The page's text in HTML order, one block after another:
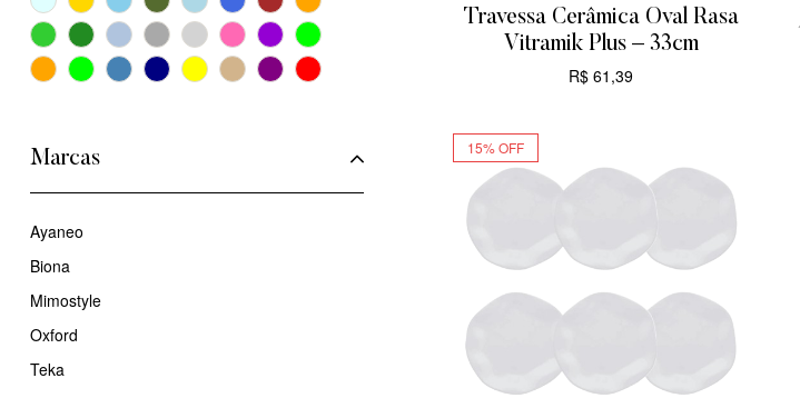
Travessa Cerâmica Oval Rasa
Vitramik Plus – 33cm
R$ 61,39
15% OFF
Marcas
Ayaneo
Biona
Mimostyle
Oxford
Teka